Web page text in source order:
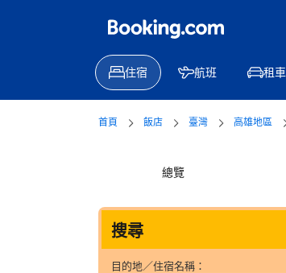
住宿 航班 租車
首頁 飯店 臺灣 高雄地區
總覽
搜尋
目的地／住宿名稱：